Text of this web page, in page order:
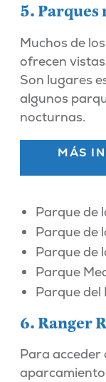
5.
Muchos de
ofrecen
Son lugares
algunos
nocturnas.
MÁS
Parque de
Parque de
Parque de
Parque
Parque del
6. Ranger
Para acceder